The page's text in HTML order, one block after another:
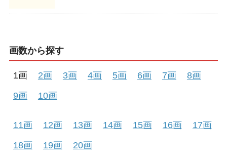
画数から探す
1画 2画 3画 4画 5画 6画 7画
8画
9画
10画
11画 12画 13画 14画 15画 16画
17画
18画
19画 20画